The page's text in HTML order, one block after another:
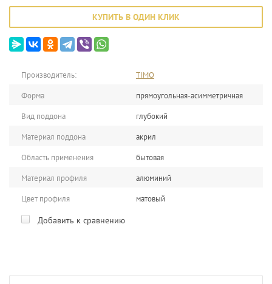
КУПИТЬ В ОДИН КЛИК
Производитель:
TIMO
Форма
прямоугольная-асимметричная
Вид поддона
глубокий
Материал поддона
акрил
Область применения
бытовая
Материал профиля
алюминий
Цвет профиля
матовый
Добавить к сравнению